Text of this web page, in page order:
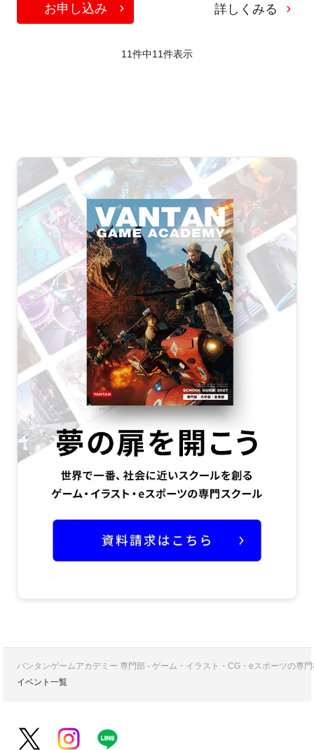
お申し込み 詳しくみる
11件中11件表示
バンタンゲームアカデミー 専門部 - ゲーム・イラスト・CG・eスポーツの専
イベント一覧